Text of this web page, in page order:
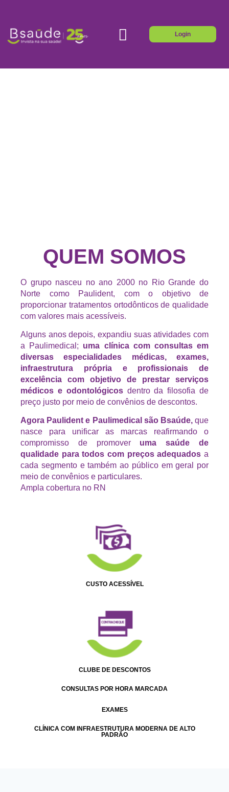
Login
QUEM SOMOS
O grupo nasceu no ano 2000 no Rio Grande do
Norte como Paulident, com o objetivo de
proporcionar tratamentos ortodônticos de qualidade
com valores mais acessíveis.
Alguns anos depois, expandiu suas atividades com
a Paulimedical; uma clínica com consultas em
diversas especialidades médicas, exames,
infraestrutura própria e profissionais de
excelência com objetivo de prestar serviços
médicos e odontológicosdentro da filosofia de
preço justo por meio de convênios de descontos.
Agora Paulident e Paulimedical são Bsaúde,que
nasce para unificar as marcas reafirmando o
compromisso de promover uma saúde de
qualidade para todos com preços adequados a
cada segmento e também ao público em geral por
meio de convênios e particulares.
Ampla cobertura no RN
CUSTO ACESSÍVEL
CLUBE DE DESCONTOS
CONSULTAS POR HORA MARCADA
EXAMES
CLÍNICA COM INFRAESTRUTURA MODERNA DE ALTO
PADRÃO